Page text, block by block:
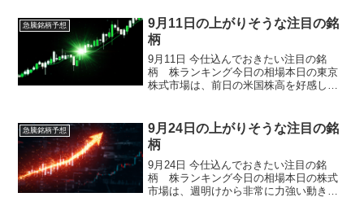
て急伸してきた反動から、序盤は利益確
定売りが先行し、日経...
急騰銘柄予想
9月11日の上がりそうな注目の銘
柄
9月11日 今仕込んでおきたい注目の銘
柄 株ランキング今日の相場本日の東京
株式市場は、前日の米国株高を好感し、
た。日経平均は378円38銭高の4万3837円
67銭、...
急騰銘柄予想
9月24日の上がりそうな注目の銘
柄
9月24日 今仕込んでおきたい注目の銘
柄 株ランキング今日の相場本日の株式
市場は、週明けから非常に力強い動きと